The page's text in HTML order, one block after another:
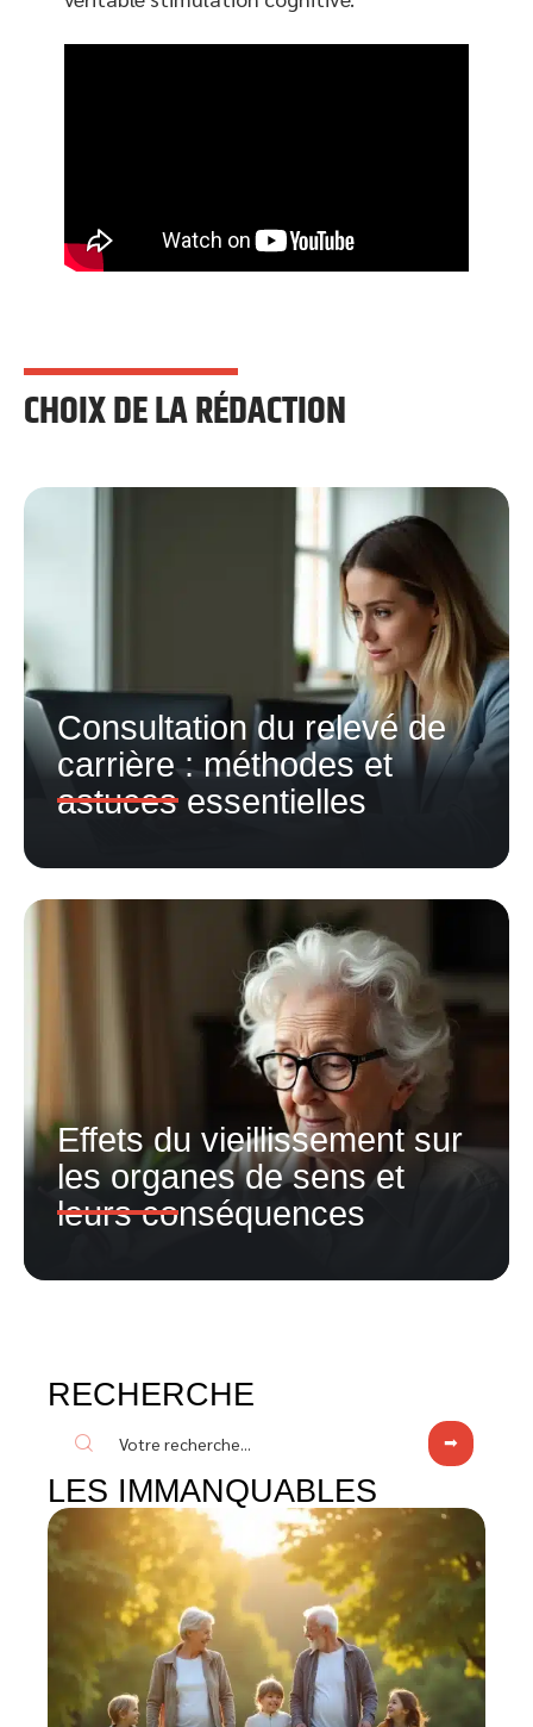
CHOIX DE LA RÉDACTION
Consultation du relevé de
carrière : méthodes et
astuces essentielles
Effets du vieillissement sur
les organes de sens et
leurs conséquences
RECHERCHE
LES IMMANQUABLES